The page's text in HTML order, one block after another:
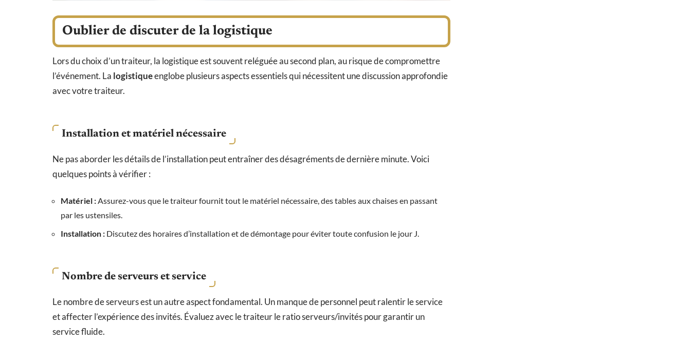
Oublier de discuter de la logistique
Lors du choix d’un traiteur, la logistique est souvent reléguée au second plan, au risque de compromettre
l’événement. La logistiqueenglobe plusieurs aspects essentiels qui nécessitent une discussion approfondie
avec votre traiteur.
Installation et matériel nécessaire
Ne pas aborder les détails de l’installation peut entraîner des désagréments de dernière minute. Voici
quelques points à vérifier :
Matériel :Assurez-vous que le traiteur fournit tout le matériel nécessaire, des tables aux chaises en passant
par les ustensiles.
Installation : Discutez des horaires d’installation et de démontage pour éviter toute confusion le jour J.
Nombre de serveurs et service
Le nombre de serveurs est un autre aspect fondamental. Un manque de personnel peut ralentir le service
et affecter l’expérience des invités. Évaluez avec le traiteur le ratio serveurs/invités pour garantir un
service fluide.